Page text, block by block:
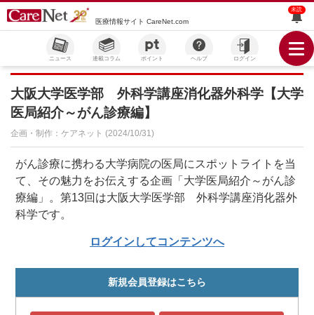
医療情報サイト CareNet.com
未読
ニュース 連載コラム ポイント ヘルプ ログイン
大阪大学医学部 外科学講座消化器外科学【大学
医局紹介～がん診療編】
企画・制作：ケアネット (2024/10/31)
がん診療に携わる大学病院の医局にスポットライトを当
て、その魅力をお伝えする企画「大学医局紹介～がん診
療編」。第13回は大阪大学医学部 外科学講座消化器外
科学です。
ログインしてコンテンツへ
新規会員登録はこちら